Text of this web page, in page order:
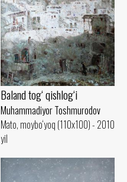
Baland tog‘ qishlog‘i
Muhammadiyor Toshmurodov
Mato, moybo‘yoq (110x100) - 2010
yil